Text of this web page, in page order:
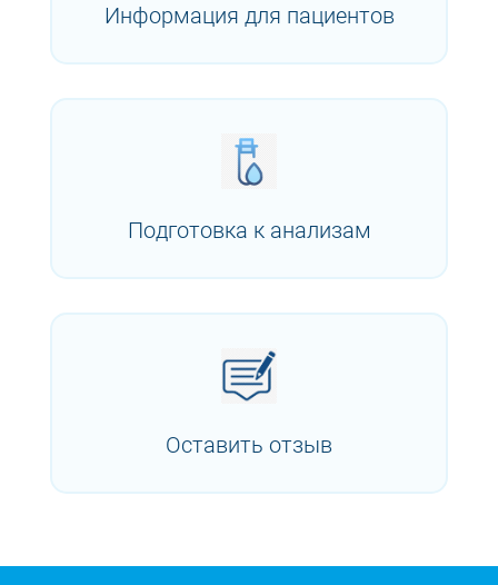
Информация для пациентов
Подготовка к анализам
Оставить отзыв